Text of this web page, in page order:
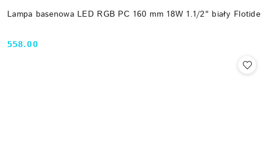
Lampa basenowa LED RGB PC 160 mm 18W 1.1/2" biały Flotide
Cena:
558.00